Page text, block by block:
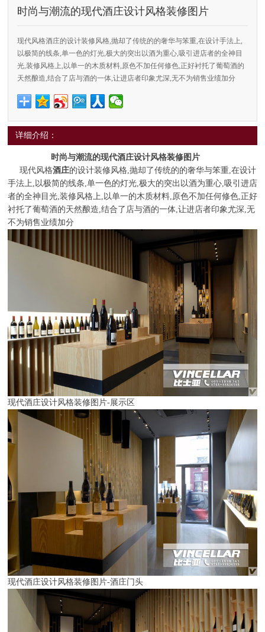
时尚与潮流的现代酒庄设计风格装修图片
现代风格酒庄的设计装修风格,抛却了传统的的奢华与笨重,在设计手法上,
以极简的线条,单一色的灯光,极大的突出以酒为重心,吸引进店者的全神目
光,装修风格上,以单一的木质材料,原色不加任何修色,正好衬托了葡萄酒的
天然酿造,结合了店与酒的一体,让进店者印象尤深,无不为销售业绩加分
详细介绍：
时尚与潮流的现代酒庄设计风格装修图片
现代风格酒庄的设计装修风格,抛却了传统的的奢华与笨重,在设计
手法上,以极简的线条,单一色的灯光,极大的突出以酒为重心,吸引进店
者的全神目光,装修风格上,以单一的木质材料,原色不加任何修色,正好
衬托了葡萄酒的天然酿造,结合了店与酒的一体,让进店者印象尤深,无
不为销售业绩加分
现代酒庄设计风格装修图片-展示区
现代酒庄设计风格装修图片-酒庄门头